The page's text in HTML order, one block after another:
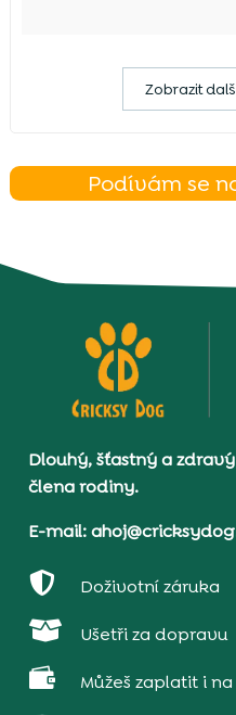
Zobrazit
Podívám se
Dlouhý, šťastný a
člena rodiny.
E-mail:
 Doživotní záruka
 Ušetři za dopravu
 Můžeš zaplatit i